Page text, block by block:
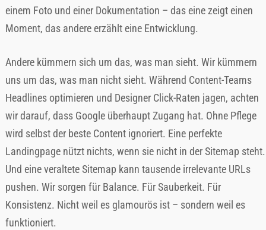
einem Foto und einer Dokumentation – das eine zeigt einen
Moment, das andere erzählt eine Entwicklung.
Andere kümmern sich um das, was man sieht. Wir kümmern
uns um das, was man nicht sieht. Während Content-Teams
Headlines optimieren und Designer Click-Raten jagen, achten
wir darauf, dass Google überhaupt Zugang hat. Ohne Pflege
wird selbst der beste Content ignoriert. Eine perfekte
Landingpage nützt nichts, wenn sie nicht in der Sitemap steht.
Und eine veraltete Sitemap kann tausende irrelevante URLs
pushen. Wir sorgen für Balance. Für Sauberkeit. Für
Konsistenz. Nicht weil es glamourös ist – sondern weil es
funktioniert.